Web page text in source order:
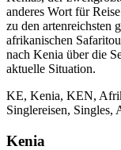
anderes Wort für
zu den artenreichsten
afrikanischen
nach Kenia über die
aktuelle Situation.
KE, Kenia, KEN,
Singlereisen, Singles,
Kenia